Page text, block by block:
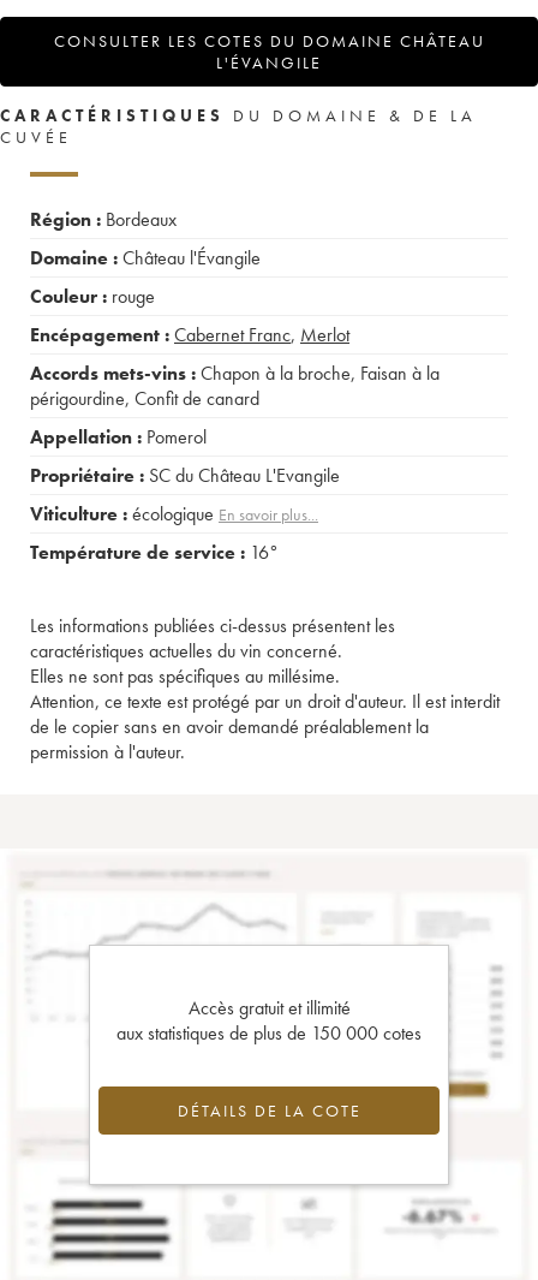
CONSULTER LES COTES DU DOMAINE CHÂTEAU
L'ÉVANGILE
CARACTÉRISTIQUES
DU DOMAINE & DE LA
CUVÉE
Région : Bordeaux
Domaine :Château l'Évangile
Couleur : rouge
Encépagement :Cabernet Franc, Merlot
Accords mets-vins :Chapon à la broche, Faisan à la
périgourdine, Confit de canard
Appellation : Pomerol
Propriétaire : SC du Château L'Evangile
Viticulture :écologique En savoir plus...
Température de service : 16°
Les informations publiées ci-dessus présentent les
caractéristiques actuelles du vin concerné.
Elles ne sont pas spécifiques au millésime.
Attention, ce texte est protégé par un droit d'auteur. Il est interdit
de le copier sans en avoir demandé préalablement la
permission à l'auteur.
Accès gratuit et illimité
aux statistiques de plus de 150 000 cotes
DÉTAILS DE LA COTE